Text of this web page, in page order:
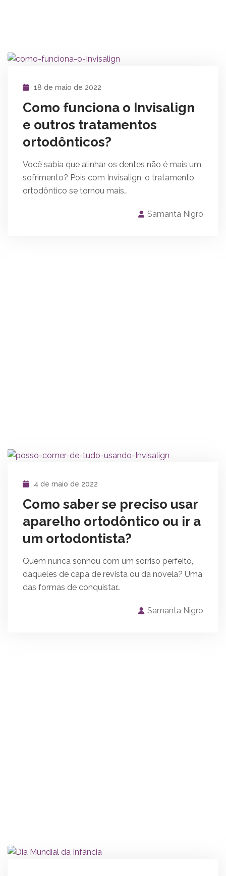
18 de maio de 2022
Como funciona o Invisalign
e outros tratamentos
ortodônticos?
Você sabia que alinhar os dentes não é mais um
sofrimento? Pois com Invisalign, o tratamento
ortodôntico se tornou mais…
Samanta Nigro
4 de maio de 2022
Como saber se preciso usar
aparelho ortodôntico ou ir a
um ortodontista?
Quem nunca sonhou com um sorriso perfeito,
daqueles de capa de revista ou da novela? Uma
das formas de conquistar…
Samanta Nigro